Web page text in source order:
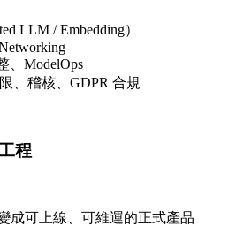
LLM / Embedding）
、ModelOps
、稽核、GDPR 合規
程
成可上線、可維運的正式產品